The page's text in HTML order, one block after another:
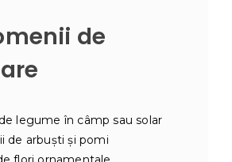
de
legume în câmp sau solar
de arbuști și pomi